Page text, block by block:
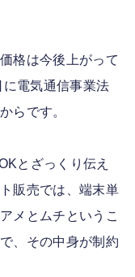
格は今後上がって
電気通信事業法
らです。
とざっくり伝え
販売では、端末単
メとムチというこ
、その中身が制約